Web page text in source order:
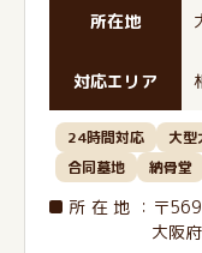
所在地
対応エリア
24時間対応 大
合同墓地
納骨堂
所在地 ：〒
大阪